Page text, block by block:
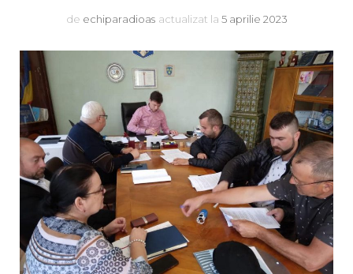
de echiparadioas actualizat la 5 aprilie 2023